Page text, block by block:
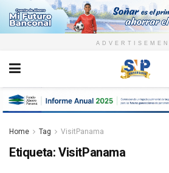
Home Tag VisitPanama
Etiqueta: VisitPanama